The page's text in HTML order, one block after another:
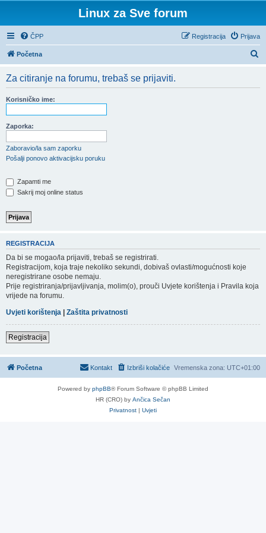
Linux za Sve forum
ČPP Prijava
Registracija
Početna
Za citiranje na forumu, trebaš se prijaviti.
Korisničko ime:
Zaporka:
Zaboravio/la sam zaporku
Pošalji ponovo aktivacijsku poruku
Zapamti me
Sakrij moj online status
REGISTRACIJA
Da bi se mogao/la prijaviti, trebaš se registrirati.
Registracijom, koja traje nekoliko sekundi, dobivaš ovlasti/mogućnosti koje
neregistrirane osobe nemaju.
Prije registriranja/prijavljivanja, molim(o), prouči Uvjete korištenja i Pravila koja
vrijede na forumu.
Uvjeti korištenja | Zaštita privatnosti
Registracija
Početna Vremenska zona: UTC+01:00
Izbriši kolačiće
Kontakt
Powered by phpBB® Forum Software © phpBB Limited
HR (CRO) by Ančica Sečan
Privatnost | Uvjeti